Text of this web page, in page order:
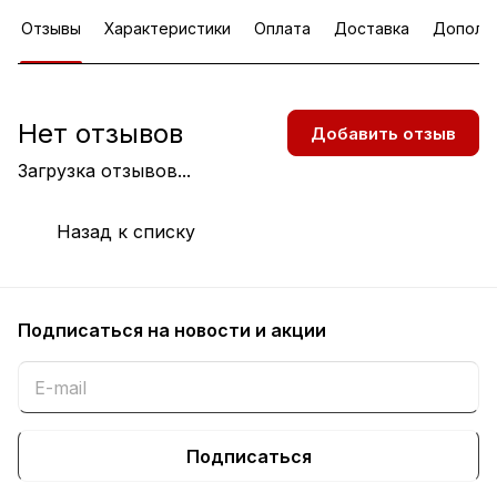
Отзывы Характеристики Оплата Доставка
Загрузка отзывов...
Нет отзывов Добавить отзыв
Назад к списку
Подписаться на новости и акции
Подписаться